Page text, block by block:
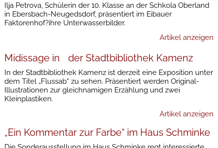
Ilja Petrova, Schülerin der 10. Klasse an der Schkola Oberland
in Ebersbach-Neugedsdorf, präsentiert im Eibauer
Faktorenhof?ihre Unterwasserbilder.
Artikel anzeigen
Midissage in der Stadtbibliothek Kamenz
In der Stadtbibliothek Kamenz ist derzeit eine Exposition unter
dem Titel „Flussab“ zu sehen. Präsentiert werden Original-
Illustrationen zur gleichnamigen Erzählung und zwei
Kleinplastiken.
Artikel anzeigen
„Ein Kommentar zur Farbe“ im Haus Schminke